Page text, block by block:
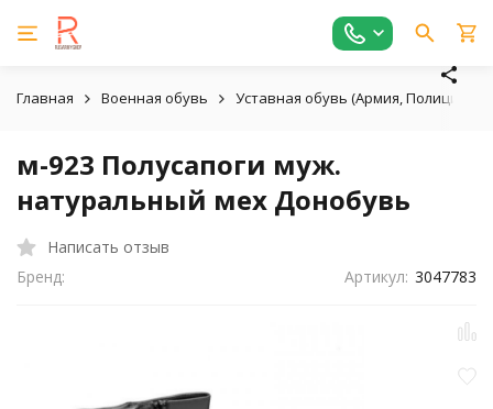
Главная Военная обувь Уставная обувь (Армия, Полиция)
м-923 Полусапоги муж.
натуральный мех Донобувь
Написать отзыв
Бренд:
Артикул: 3047783